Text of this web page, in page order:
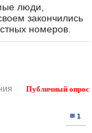
люди,
закончились
номеров.
Публичный опрос
1